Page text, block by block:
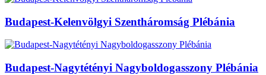
Budapest-Kelenvölgyi Szentháromság Plébánia
Budapest-Nagytétényi Nagyboldogasszony Plébánia